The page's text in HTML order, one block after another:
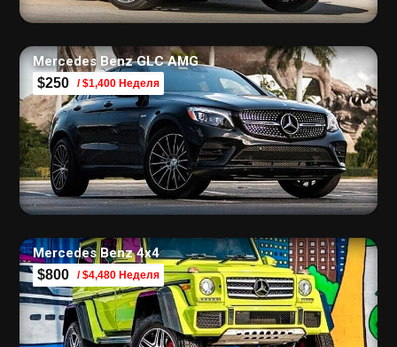
Mercedes Benz GLC AMG
$250 / $1,400 Неделя
Mercedes Benz 4х4
$800 / $4,480 Неделя